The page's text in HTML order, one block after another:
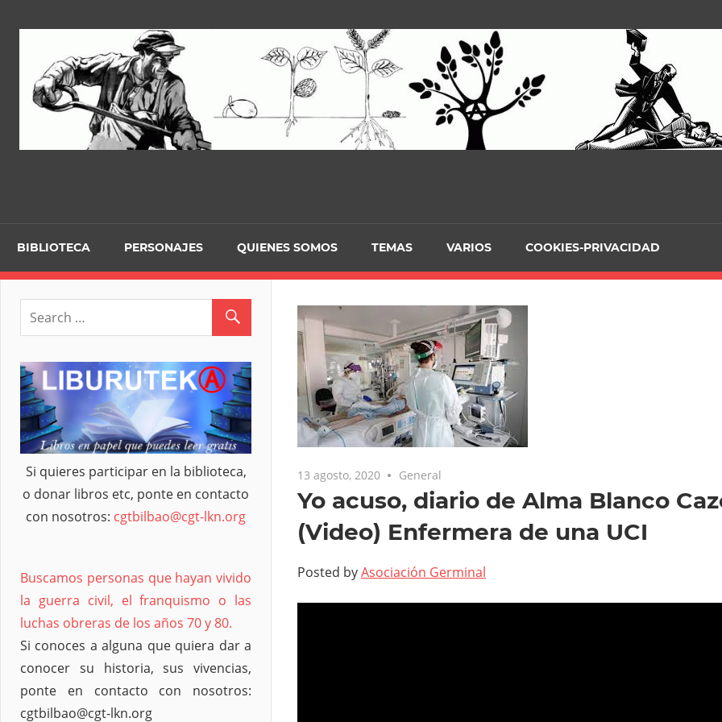
BIBLIOTECA PERSONAJES QUIENES SOMOS TEMAS VARIOS COOKIES-PRIVACIDAD
13 agosto, 2020 General
Yo acuso, diario de Alma Blanco
(Video) Enfermera de una UCI
Posted byAsociación Germinal
Si quieres participar en la biblioteca,
o donar libros etc, ponte en contacto
con nosotros: cgtbilbao@cgt-lkn.org
Buscamos personas que hayan vivido
la guerra civil, el franquismo o las
luchas obreras de los años 70 y 80.
Si conoces a alguna que quiera dar a
conocer su historia, sus vivencias,
ponte en contacto con nosotros:
cgtbilbao@cgt-lkn.org